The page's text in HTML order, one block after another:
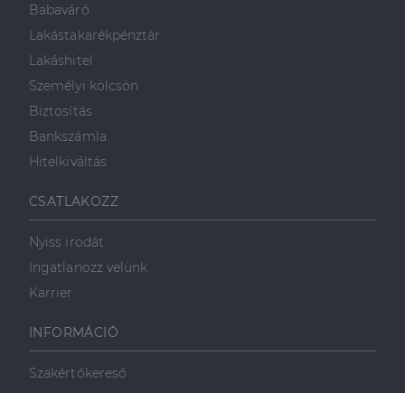
Babaváró
Lakástakarékpénztár
Lakáshitel
Személyi kölcsön
Biztosítás
Bankszámla
Hitelkiváltás
CSATLAKOZZ
Nyiss irodát
Ingatlanozz velünk
Karrier
INFORMÁCIÓ
Szakértőkereső